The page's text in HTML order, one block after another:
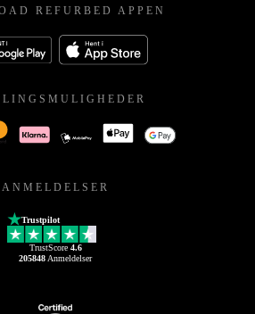
REFURBED APPEN
ANMELDELSER
Trustpilot
TrustScore 4.6
205848 Anmeldelser